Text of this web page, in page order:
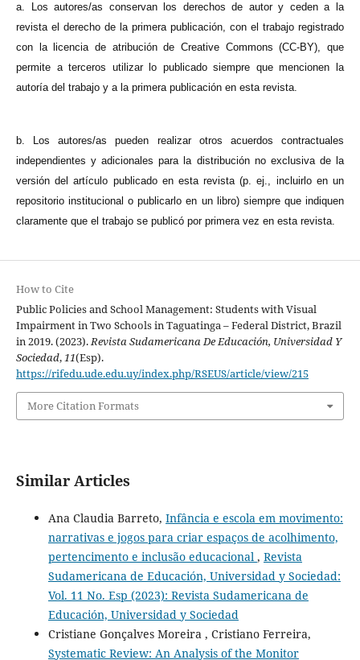
a. Los autores/as conservan los derechos de autor y ceden a la
revista el derecho de la primera publicación, con el trabajo registrado
con la licencia de atribución de Creative Commons (CC-BY), que
permite a terceros utilizar lo publicado siempre que mencionen la
autoría del trabajo y a la primera publicación en esta revista.
b. Los autores/as pueden realizar otros acuerdos contractuales
independientes y adicionales para la distribución no exclusiva de la
versión del artículo publicado en esta revista (p. ej., incluirlo en un
repositorio institucional o publicarlo en un libro) siempre que indiquen
claramente que el trabajo se publicó por primera vez en esta revista.
How to Cite
Public Policies and School Management: Students with Visual
Impairment in Two Schools in Taguatinga – Federal District, Brazil
in 2019. (2023).Revista Sudamericana De Educación, Universidad Y
Sociedad,11(Esp).
https://rifedu.ude.edu.uy/index.php/RSEUS/article/view/215
More Citation Formats
Similar Articles
Ana Claudia Barreto, Infância e escola em movimento:
narrativas e jogos para criar espaços de acolhimento,
pertencimento e inclusão educacional , Revista
Sudamericana de Educación, Universidad y Sociedad:
Vol. 11 No. Esp (2023): Revista Sudamericana de
Educación, Universidad y Sociedad
Cristiane Gonçalves Moreira , Cristiano Ferreira,
Systematic Review: An Analysis of the Monitor